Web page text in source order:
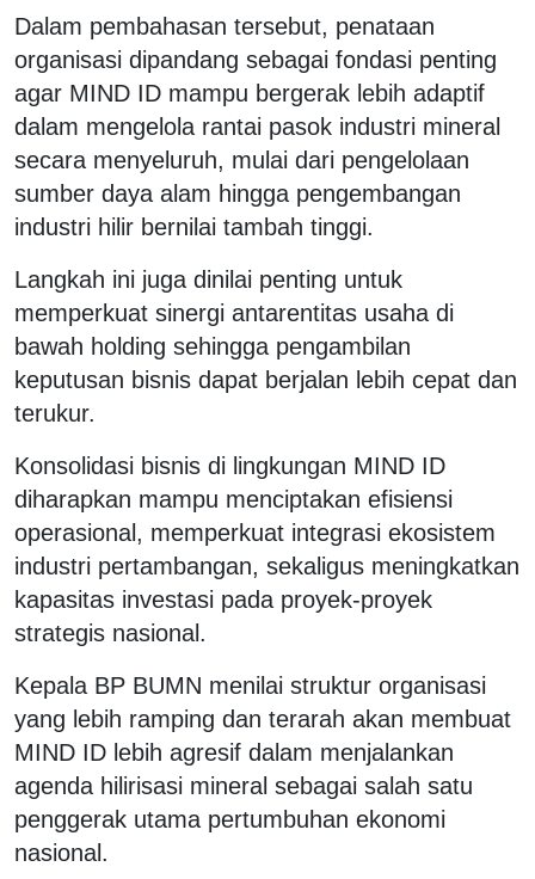
Dalam pembahasan tersebut, penataan
organisasi dipandang sebagai fondasi penting
agar MIND ID mampu bergerak lebih adaptif
dalam mengelola rantai pasok industri mineral
secara menyeluruh, mulai dari pengelolaan
sumber daya alam hingga pengembangan
industri hilir bernilai tambah tinggi.
Langkah ini juga dinilai penting untuk
memperkuat sinergi antarentitas usaha di
bawah holding sehingga pengambilan
keputusan bisnis dapat berjalan lebih cepat dan
terukur.
Konsolidasi bisnis di lingkungan MIND ID
diharapkan mampu menciptakan efisiensi
operasional, memperkuat integrasi ekosistem
industri pertambangan, sekaligus meningkatkan
kapasitas investasi pada proyek-proyek
strategis nasional.
Kepala BP BUMN menilai struktur organisasi
yang lebih ramping dan terarah akan membuat
MIND ID lebih agresif dalam menjalankan
agenda hilirisasi mineral sebagai salah satu
penggerak utama pertumbuhan ekonomi
nasional.